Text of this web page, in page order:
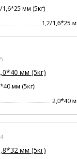
мм (5кг)
1,2/1,6*25
мм (5кг)
мм (5кг)
2,0*40
мм (5кг)